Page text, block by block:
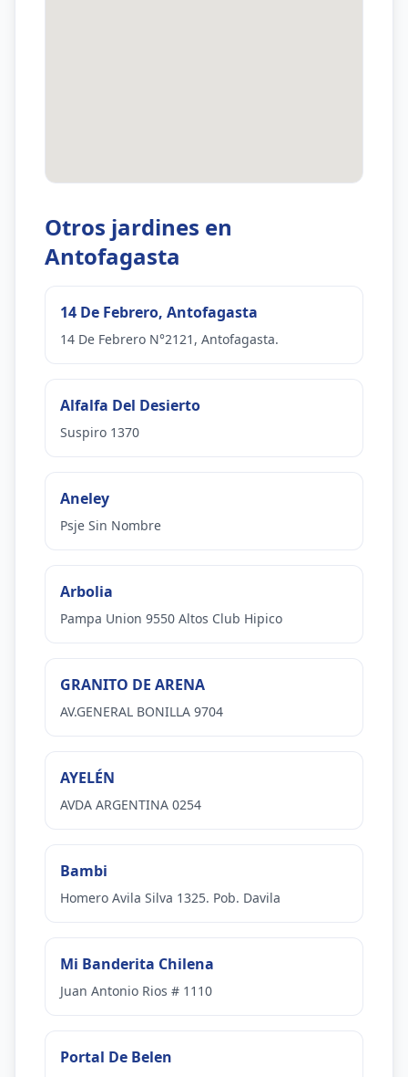
Otros jardines en
Antofagasta
14 De Febrero, Antofagasta
14 De Febrero N°2121, Antofagasta.
Alfalfa Del Desierto
Suspiro 1370
Aneley
Psje Sin Nombre
Arbolia
Pampa Union 9550 Altos Club Hipico
GRANITO DE ARENA
AV.GENERAL BONILLA 9704
AYELÉN
AVDA ARGENTINA 0254
Bambi
Homero Avila Silva 1325. Pob. Davila
Mi Banderita Chilena
Juan Antonio Rios # 1110
Portal De Belen